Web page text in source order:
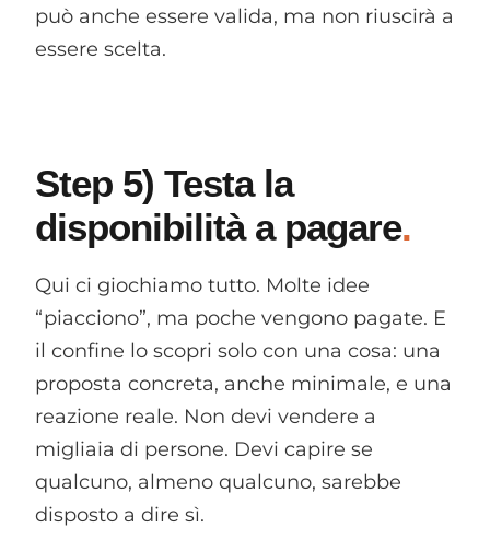
può anche essere valida, ma non riuscirà a
essere scelta.
Step 5) Testa la
disponibilità a pagare
Qui ci giochiamo tutto. Molte idee
“piacciono”, ma poche vengono pagate. E
il confine lo scopri solo con una cosa: una
proposta concreta, anche minimale, e una
reazione reale. Non devi vendere a
migliaia di persone. Devi capire se
qualcuno, almeno qualcuno, sarebbe
disposto a dire sì.